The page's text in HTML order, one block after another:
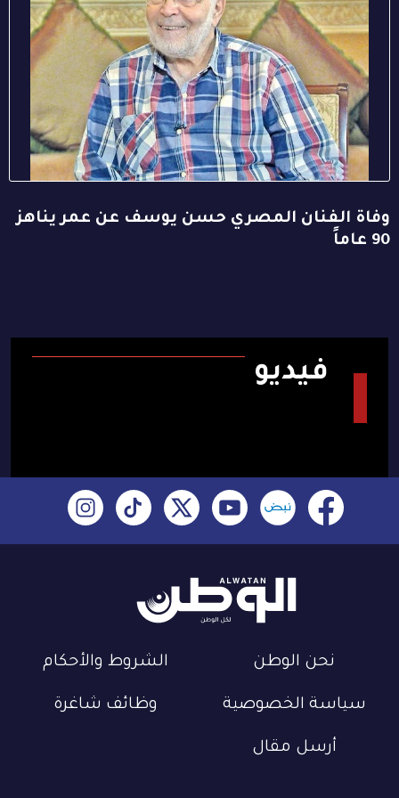
وفاة الفنان المصري حسن يوسف عن عمر يناهز
90 عاماً
فيديو
نحن الوطن الشروط والأحكام
سياسة الخصوصية وظائف شاغرة
أرسل مقال